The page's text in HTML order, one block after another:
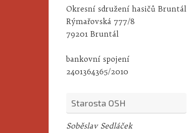
Okresní sdružení hasičů Bruntál
Rýmařovská 777/8
79201 Bruntál
bankovní spojení
2401364365/2010
Starosta OSH
Soběslav Sedláček